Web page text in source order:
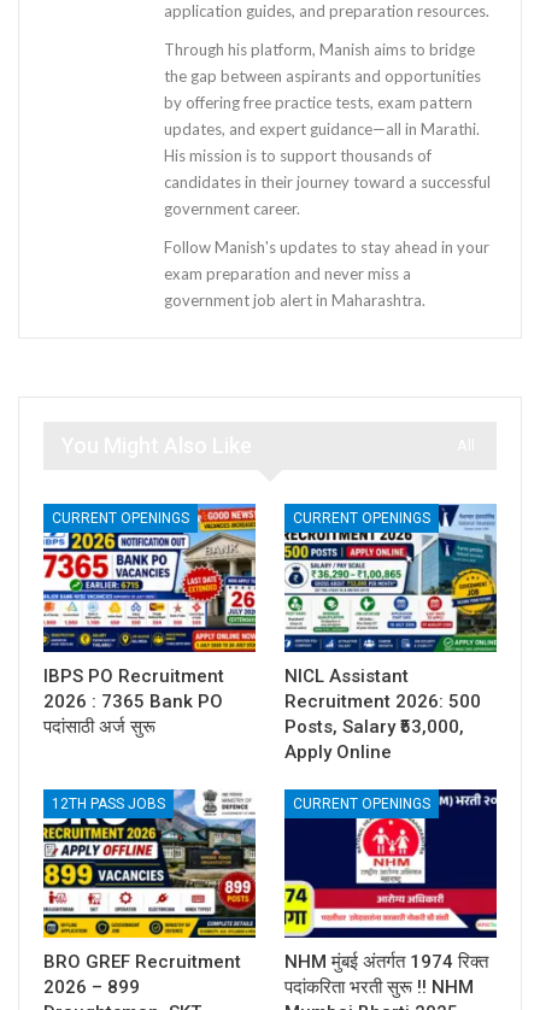
application guides, and preparation resources.
Through his platform, Manish aims to bridge
the gap between aspirants and opportunities
by offering free practice tests, exam pattern
updates, and expert guidance—all in Marathi.
His mission is to support thousands of
candidates in their journey toward a successful
government career.
Follow Manish's updates to stay ahead in your
exam preparation and never miss a
government job alert in Maharashtra.
CURRENT OPENINGS
IBPS PO Recruitment
2026 : 7365 Bank PO
पदांसाठी अर्ज सुरू
CURRENT OPENINGS
NICL Assistant
Recruitment 2026: 500
Posts, Salary ₹53,000,
Apply Online
12TH PASS JOBS
BRO GREF Recruitment
2026 – 899
CURRENT OPENINGS
NHM मुंबई अंतर्गत 1974 रिक्त
पदांकरिता भरती सुरू !! NHM